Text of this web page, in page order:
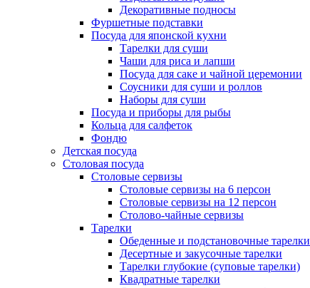
Декоративные подносы
Фуршетные подставки
Посуда для японской кухни
Тарелки для суши
Чаши для риса и лапши
Посуда для саке и чайной церемонии
Соусники для суши и роллов
Наборы для суши
Посуда и приборы для рыбы
Кольца для салфеток
Фондю
Детская посуда
Столовая посуда
Столовые сервизы
Столовые сервизы на 6 персон
Столовые сервизы на 12 персон
Столово-чайные сервизы
Тарелки
Обеденные и подстановочные тарелки
Десертные и закусочные тарелки
Тарелки глубокие (суповые тарелки)
Квадратные тарелки